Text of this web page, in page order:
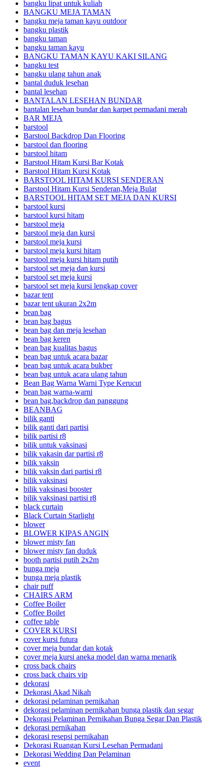
bangku lipat untuk kuliah
BANGKU MEJA TAMAN
bangku meja taman kayu outdoor
bangku plastik
bangku taman
bangku taman kayu
BANGKU TAMAN KAYU KAKI SILANG
bangku test
bangku ulang tahun anak
bantal duduk lesehan
bantal lesehan
BANTALAN LESEHAN BUNDAR
bantalan lesehan bundar dan karpet permadani merah
BAR MEJA
barstool
Barstool Backdrop Dan Flooring
barstool dan flooring
barstool hitam
Barstool Hitam Kursi Bar Kotak
Barstool Hitam Kursi Kotak
BARSTOOL HITAM KURSI SENDERAN
Barstool Hitam Kursi Senderan,Meja Bulat
BARSTOOL HITAM SET MEJA DAN KURSI
barstool kursi
barstool kursi hitam
barstool meja
barstool meja dan kursi
barstool meja kursi
barstool meja kursi hitam
barstool meja kursi hitam putih
barstool set meja dan kursi
barstool set meja kursi
barstool set meja kursi lengkap cover
bazar tent
bazar tent ukuran 2x2m
bean bag
bean bag bagus
bean bag dan meja lesehan
bean bag keren
bean bag kualitas bagus
bean bag untuk acara bazar
bean bag untuk acara bukber
bean bag untuk acara ulang tahun
Bean Bag Warna Warni Type Kerucut
bean bag warna-warni
bean bag,backdrop dan panggung
BEANBAG
bilik ganti
bilik ganti dari partisi
bilik partisi r8
bilik untuk vaksinasi
bilik vakasin dar partisi r8
bilik vaksin
bilik vaksin dari partisi r8
bilik vaksinasi
bilik vaksinasi booster
bilik vaksinasi partisi r8
black curtain
Black Curtain Starlight
blower
BLOWER KIPAS ANGIN
blower misty fan
blower misty fan duduk
booth partisi putih 2x2m
bunga meja
bunga meja plastik
chair puff
CHAIRS ARM
Coffee Boiler
Coffee Boilet
coffee table
COVER KURSI
cover kursi futura
cover meja bundar dan kotak
cover meja kursi aneka model dan warna menarik
cross back chairs
cross back chairs vip
dekorasi
Dekorasi Akad Nikah
dekorasi pelaminan pernikahan
dekorasi pelaminan pernikahan bunga plastik dan segar
Dekorasi Pelaminan Pernikahan Bunga Segar Dan Plastik
dekorasi pernikahan
dekorasi resepsi pernikahan
Dekorasi Ruangan Kursi Lesehan Permadani
Dekorasi Wedding Dan Pelaminan
event